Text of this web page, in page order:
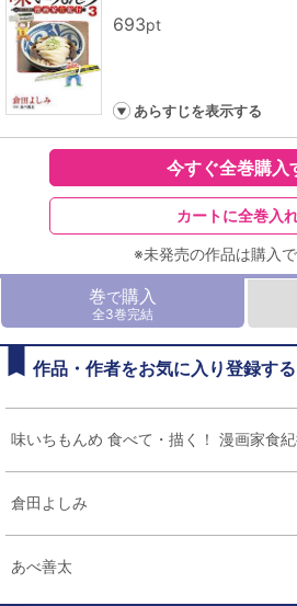
693pt
あらすじを表示する
今すぐ全巻購入
カートに全巻入
※未発売の作品は購入
巻で購入
全3巻完結
作品・作者をお気に入り登録する
味いちもんめ 食べて・描く！ 漫画家食
倉田よしみ
あべ善太